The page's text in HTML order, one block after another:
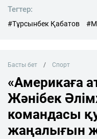
Тегтер:
#Тұрсынбек Қабатов
Басты бет Спорт
«Америкаға
Жәнібек
командасы
жаңалығын